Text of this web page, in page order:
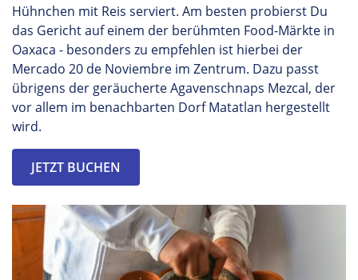
Hühnchen mit Reis serviert. Am besten probierst Du
das Gericht auf einem der berühmten Food-Märkte in
Oaxaca - besonders zu empfehlen ist hierbei der
Mercado 20 de Noviembre im Zentrum. Dazu passt
übrigens der geräucherte Agavenschnaps Mezcal, der
vor allem im benachbarten DorfMatatlan hergestellt
wird.
JETZT BUCHEN